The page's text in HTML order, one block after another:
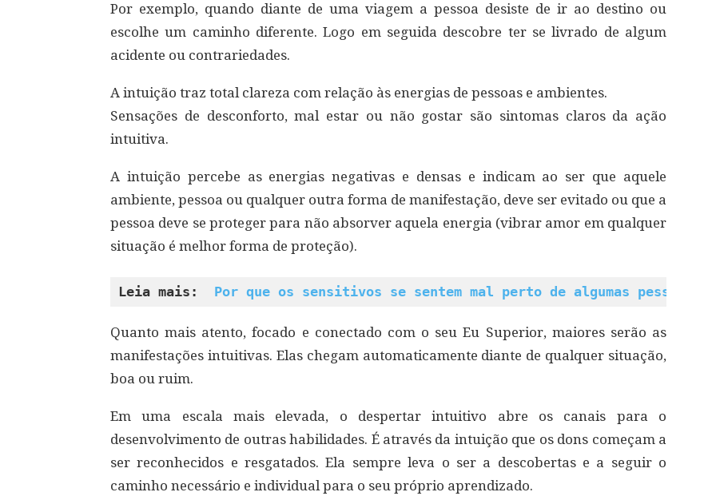
Por exemplo, quando diante de uma viagem a pessoa desiste de ir ao destino ou
escolhe um caminho diferente. Logo em seguida descobre ter se livrado de algum
acidente ou contrariedades.
A intuição traz total clareza com relação às energias de pessoas e ambientes.
Sensações de desconforto, mal estar ou não gostar são sintomas claros da ação
intuitiva.
A intuição percebe as energias negativas e densas e indicam ao ser que aquele
ambiente, pessoa ou qualquer outra forma de manifestação, deve ser evitado ou que a
pessoa deve se proteger para não absorver aquela energia (vibrar amor em qualquer
situação é melhor forma de proteção).
Leia mais: Por que os sensitivos se sentem mal perto de algumas pessoas?
Quanto mais atento, focado e conectado com o seu Eu Superior, maiores serão as
manifestações intuitivas. Elas chegam automaticamente diante de qualquer situação,
boa ou ruim.
Em uma escala mais elevada, o despertar intuitivo abre os canais para o
desenvolvimento de outras habilidades. É através da intuição que os dons começam a
ser reconhecidos e resgatados. Ela sempre leva o ser a descobertas e a seguir o
caminho necessário e individual para o seu próprio aprendizado.